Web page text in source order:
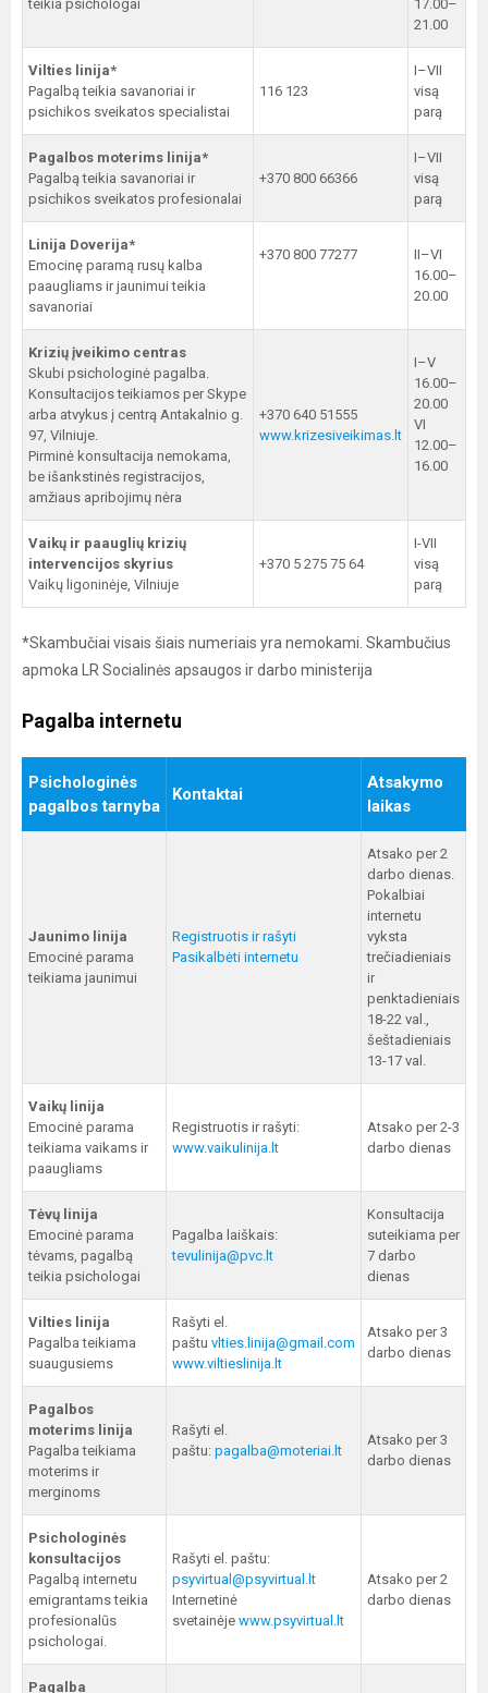
teikia psichologai
17.00–
21.00
Vilties linija*
Pagalbą teikia savanoriai ir
psichikos sveikatos specialistai
116 123
I–VII
visą
parą
Pagalbos moterims linija*
Pagalbą teikia savanoriai ir
psichikos sveikatos profesionalai
+370 800 66366
I–VII
visą
parą
Linija Doverija*
Emocinę paramą rusų kalba
paaugliams ir jaunimui teikia
savanoriai
+370 800 77277
II–VI
16.00–
20.00
Krizių įveikimo centras
Skubi psichologinė pagalba.
Konsultacijos teikiamos per Skype
arba atvykus į centrą Antakalnio g.
97, Vilniuje.
Pirminė konsultacija nemokama,
be išankstinės registracijos,
amžiaus apribojimų nėra
+370 640 51555
www.krizesiveikimas.lt
I–V
16.00–
20.00
VI
12.00–
16.00
Vaikų ir paauglių krizių
intervencijos skyrius
Vaikų ligoninėje, Vilniuje
+370 5 275 75 64
I-VII
visą
parą
*Skambučiai visais šiais numeriais yra nemokami. Skambučius
apmoka LR Socialinės apsaugos ir darbo ministerija
Pagalba internetu
Psichologinės
pagalbos tarnyba
Kontaktai
Atsakymo
laikas
Jaunimo linija
Emocinė parama
teikiama jaunimui
Registruotis ir rašyti
Pasikalbėti internetu
Atsako per 2
darbo dienas.
Pokalbiai
internetu
vyksta
trečiadieniais
ir
penktadieniais
18-22 val.,
šeštadieniais
13-17 val.
Vaikų linija
Emocinė parama
teikiama vaikams ir
paaugliams
Registruotis ir rašyti:
www.vaikulinija.lt
Atsako per 2-3
darbo dienas
Tėvų linija
Emocinė parama
tėvams, pagalbą
teikia psichologai
Pagalba laiškais:
tevulinija@pvc.lt
Konsultacija
suteikiama per
7 darbo
dienas
Vilties linija
Pagalba teikiama
suaugusiems
Rašyti el.
paštu vlties.linija@gmail.com
www.viltieslinija.lt
Atsako per 3
darbo dienas
Pagalbos
moterims linija
Pagalba teikiama
moterims ir
merginoms
Rašyti el.
paštu: pagalba@moteriai.lt
Atsako per 3
darbo dienas
Psichologinės
konsultacijos
Pagalbą internetu
emigrantams teikia
profesionalūs
psichologai.
Rašyti el. paštu:
psyvirtual@psyvirtual.lt
Internetinė
svetainėje www.psyvirtual.lt
Atsako per 2
darbo dienas
Pagalba